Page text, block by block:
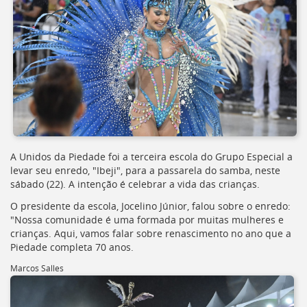
Ir
para
a
listagem
de
notícias
[]
Ir
para
o
conteúdo
desta
página
[]
para
a
busca
[]
Voltar
para
A Unidos da Piedade foi a terceira escola do Grupo Especial a
levar seu enredo, "Ibeji", para a passarela do samba, neste
sábado (22). A intenção é celebrar a vida das crianças.
O presidente da escola, Jocelino Júnior, falou sobre o enredo:
"Nossa comunidade é uma formada por muitas mulheres e
crianças. Aqui, vamos falar sobre renascimento no ano que a
Piedade completa 70 anos.
Marcos Salles